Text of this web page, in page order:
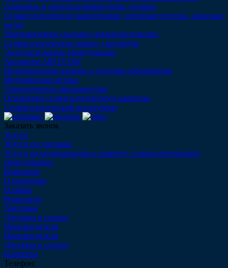
Алмазные и твердосплавные боры, полиры
Стоматологические наконечники, роторные группы, запасные
части
Ультразвуковые скалеры стоматологические
Стоматологические лампы, световоды
Эндодонтическое оборудование
Аппараты AIR FLOW
Интраоральные камеры и системы отбеливания
Медицинская оптика
Электрические микромоторы
Оснащение стоматологического кабинета
Стоматологический инструмент
Заказать звонок
Услуги
Услуги по доставке
Услуга по модернизации и ремонту стоматологического
оборудования
Компания
О компании
Отзывы
Реквизиты
Дипломы
Доставка и оплата
Производители
Производители
Доставка и оплата
Контакты
Телефон: